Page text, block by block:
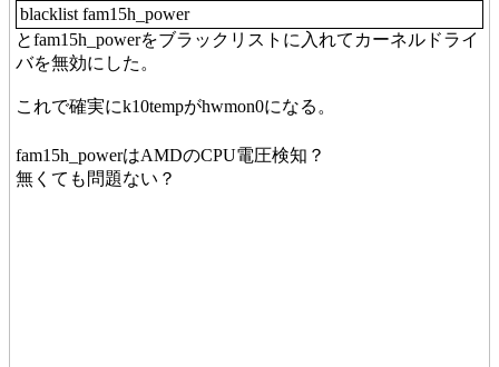
blacklist fam15h_power
とfam15h_powerをブラックリストに入れてカーネルドライ
バを無効にした。
これで確実にk10tempがhwmon0になる。
fam15h_powerはAMDのCPU電圧検知？
無くても問題ない？